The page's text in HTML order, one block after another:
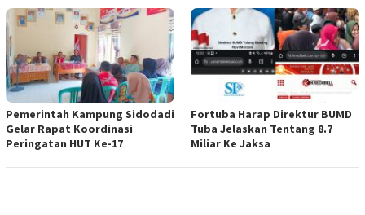
Pemerintah Kampung Sidodadi
Gelar Rapat Koordinasi
Peringatan HUT Ke-17
Fortuba Harap Direktur BUMD
Tuba Jelaskan Tentang 8.7
Miliar Ke Jaksa